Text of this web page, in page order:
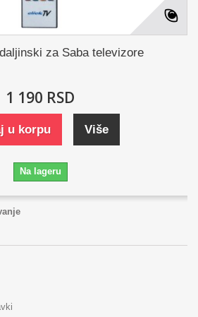
za Saba televizore
1 190 RSD
u korpu Više
Na lageru